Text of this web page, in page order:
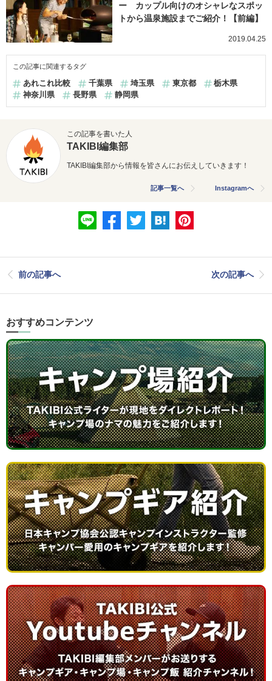
ー カップル向けのオシャレなスポッ
トから温泉施設までご紹介！【前編】
2019.04.25
この記事に関連するタグ
あれこれ比較 千葉県 埼玉県 東京都
栃木県
神奈川県
長野県 静岡県
この記事を書いた人
TAKIBI編集部
TAKIBI編集部から情報を皆さんにお伝えしていきます！
記事一覧へ Instagramへ
前の記事へ 次の記事へ
おすすめコンテンツ